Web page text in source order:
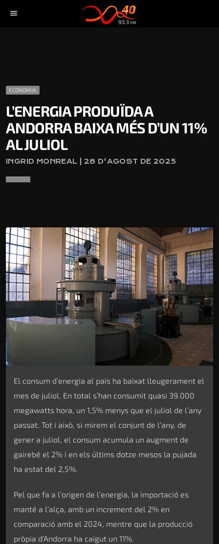
menu
ECONOMIA
L’ENERGIA PRODUÏDA A
ANDORRA BAIXA MÉS D’UN 11%
AL JULIOL
INGRID MONREAL | 28 D'AGOST DE 2025
El consum d’energia al país ha baixat lleugerament el
mes de juliol. En total s’han consumit quasi 39.000
megawatts hora, un 1,5% menys que el juliol de l’any
passat. Tot i això, si mirem el conjunt de l’any, de
gener a juliol, el consum acumula un augment de
gairebé el 2% i en els últims dotze mesos la pujada
ha estat del 2,5%.
Pel que fa a l’origen de l’energia, la importació es
manté a l’alça, amb un increment del 2% en
comparació amb el 2024, mentre que la producció
pròpia d’Andorra ha caigut un 11%.